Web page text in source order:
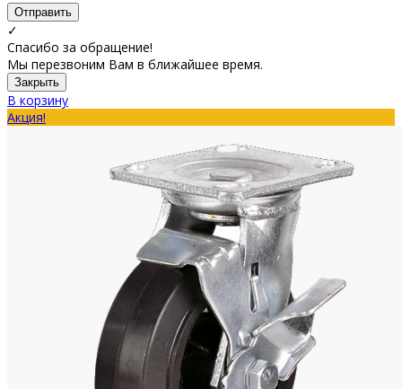
Отправить
✓
Спасибо за обращение!
Мы перезвоним Вам в ближайшее время.
Закрыть
В корзину
Акция!